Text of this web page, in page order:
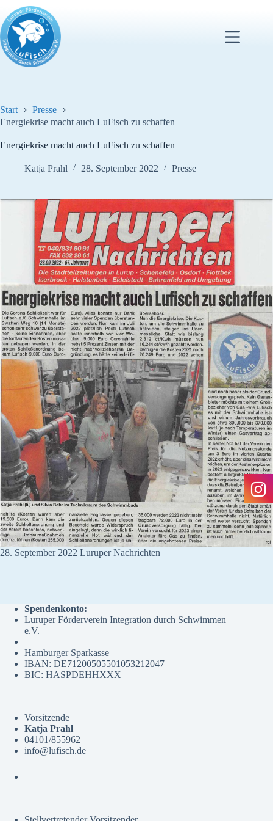
Inhalt
springen
Start
Presse
Energiekrise macht auch LuFisch zu schaffen
Energiekrise macht auch LuFisch zu schaffen
Katja Prahl 28. September 2022 Presse
28. September 2022 Luruper Nachrichten
Spendenkonto:
Luruper Förderverein Integration durch Schwimmen
e.V.
Hamburger Sparkasse
IBAN: DE71200505501053212047
BIC: HASPDEHHXXX
Vorsitzende
Katja Prahl
04101/855962
info@lufisch.de